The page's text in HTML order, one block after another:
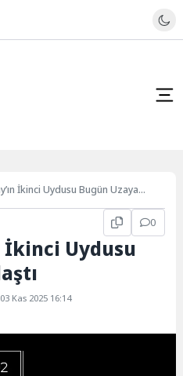
İkinci Uydusu Bugün Uzaya
0
İkinci Uydusu
03 Kas 2025 16:14